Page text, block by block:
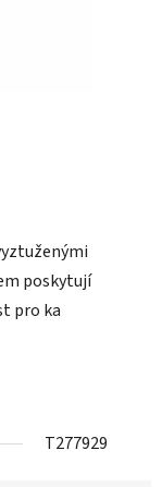
poskytují
pro ka
T277929